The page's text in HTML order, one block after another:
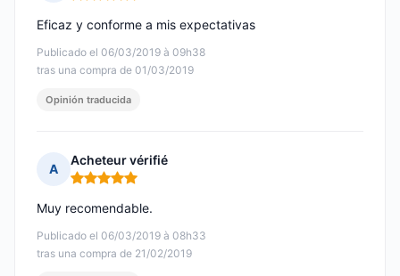
Publicado el 06/03/2019 à 09h38
tras una compra de 01/03/2019
Eficaz y conforme a mis expectativas
Opinión traducida
A
Acheteur vérifié
Nota: 5 de 5
Publicado el 06/03/2019 à 08h33
tras una compra de 21/02/2019
Muy recomendable.